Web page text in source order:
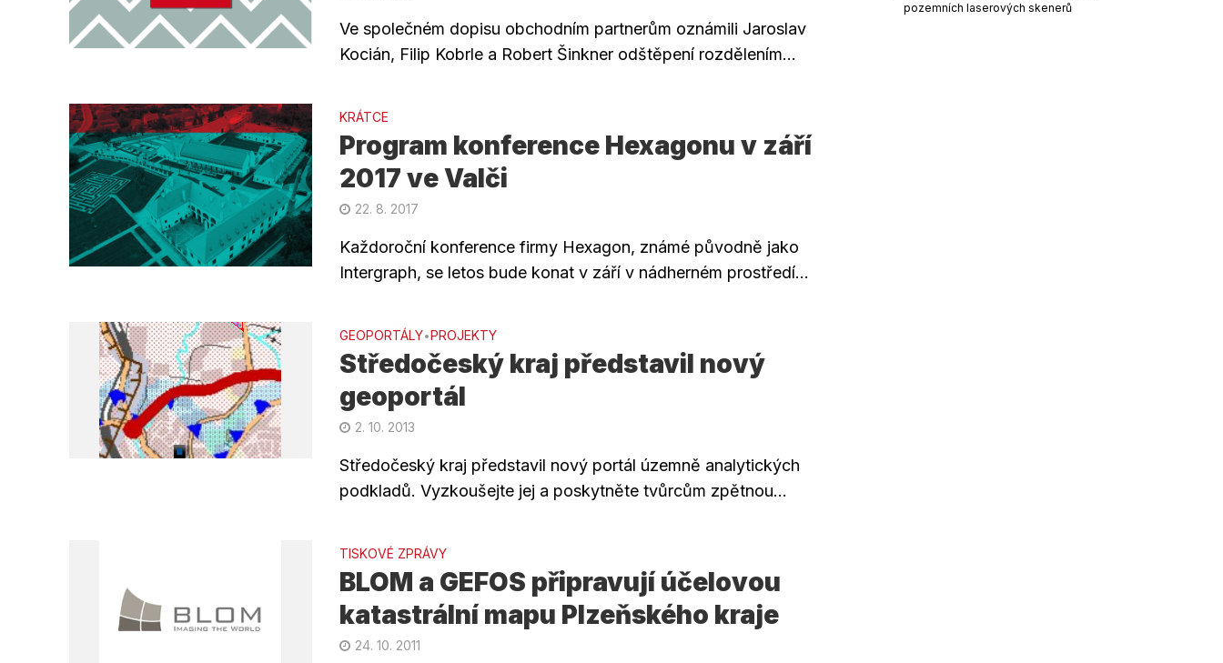
Ve společném dopisu obchodním partnerům oznámili Jaroslav
Kocián, Filip Kobrle a Robert Šinkner odštěpení rozdělením...
KRÁTCE
Program konference Hexagonu v září
2017 ve Valči
22. 8. 2017
Každoroční konference firmy Hexagon, známé původně jako
Intergraph, se letos bude konat v září v nádherném prostředí...
GEOPORTÁLY•PROJEKTY
Středočeský kraj představil nový
geoportál
2. 10. 2013
Středočeský kraj představil nový portál územně analytických
podkladů. Vyzkoušejte jej a poskytněte tvůrcům zpětnou...
TISKOVÉ ZPRÁVY
BLOM a GEFOS připravují účelovou
katastrální mapu Plzeňského kraje
24. 10. 2011
pozemních laserových skenerů